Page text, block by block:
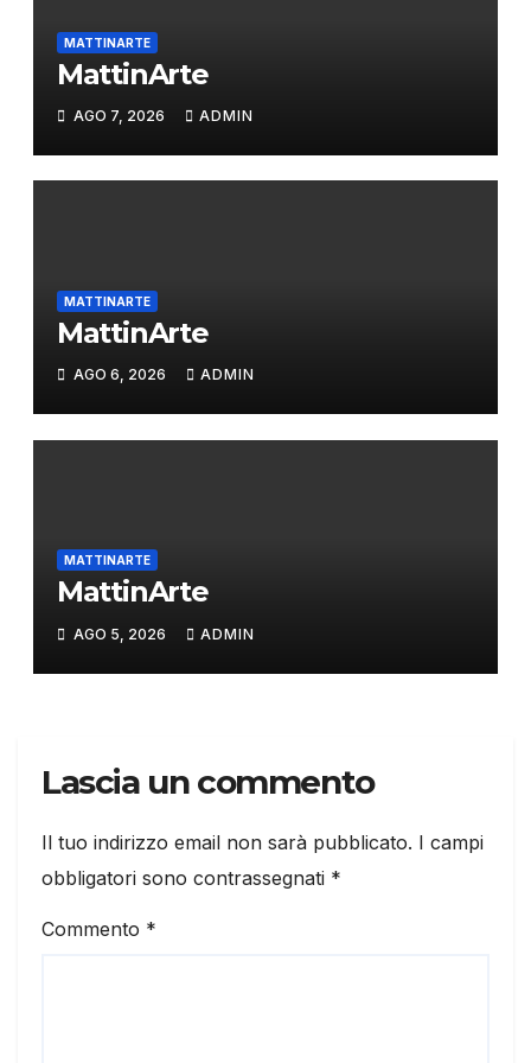
MATTINARTE
MattinArte
AGO 7, 2026 ADMIN
MATTINARTE
MattinArte
AGO 6, 2026 ADMIN
MATTINARTE
MattinArte
AGO 5, 2026 ADMIN
Lascia un commento
Il tuo indirizzo email non sarà pubblicato. I campi
obbligatori sono contrassegnati *
Commento *